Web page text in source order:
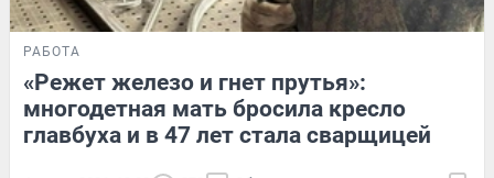
РАБОТА
«Режет железо и гнет прутья»:
многодетная мать бросила кресло
главбуха и в 47 лет стала сварщицей